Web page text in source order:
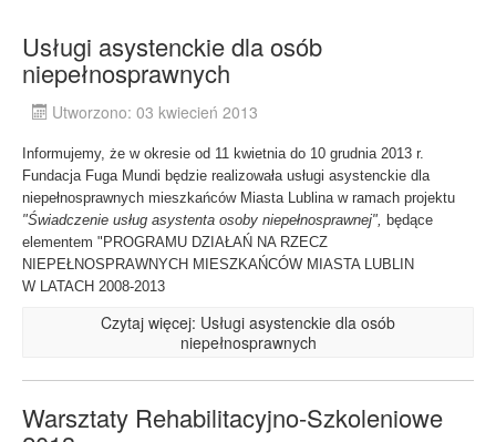
Usługi asystenckie dla osób
niepełnosprawnych
Utworzono: 03 kwiecień 2013
Informujemy, że w okresie od 11 kwietnia do 10 grudnia 2013 r.
Fundacja Fuga Mundi będzie realizowała usługi asystenckie dla
niepełnosprawnych mieszkańców Miasta Lublina w ramach projektu
"Świadczenie usług asystenta osoby niepełnosprawnej", będące
elementem "PROGRAMU DZIAŁAŃ NA RZECZ
NIEPEŁNOSPRAWNYCH MIESZKAŃCÓW MIASTA LUBLIN
W LATACH 2008-2013
Czytaj więcej: Usługi asystenckie dla osób
niepełnosprawnych
Warsztaty Rehabilitacyjno-Szkoleniowe